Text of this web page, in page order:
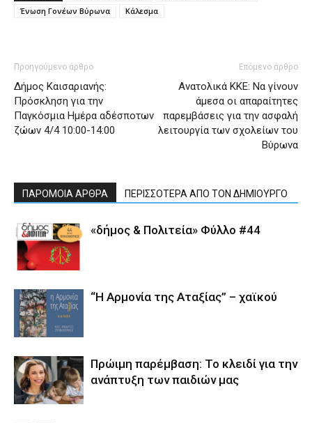
Ένωση Γονέων Βύρωνα
Κάλεσμα
Προηγούμενο άρθρο
Δήμος Καισαριανής:
Πρόσκληση για την
Παγκόσμια Ημέρα αδέσποτων
ζώων 4/4 10:00-14:00
Επόμενο άρθρο
Ανατολικά ΚΚΕ: Να γίνουν
άμεσα οι απαραίτητες
παρεμβάσεις για την ασφαλή
λειτουργία των σχολείων του
Βύρωνα
ΠΑΡΟΜΟΙΑ ΑΡΘΡΑ ΠΕΡΙΣΣΟΤΕΡΑ ΑΠΟ ΤΟΝ ΔΗΜΙΟΥΡΓΟ
«δήμος & Πολιτεία» Φύλλο #44
“Η Αρμονία της Αταξίας” – χαϊκού
Πρώιμη παρέμβαση: Το κλειδί για την
ανάπτυξη των παιδιών µας